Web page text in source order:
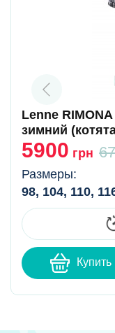
Lenne
зимний
5900 грн
Размеры:
98, 104, 110,
Купить